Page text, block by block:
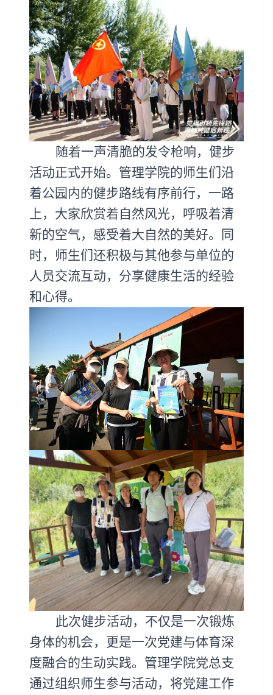
随着一声清脆的发令枪响，健步
活动正式开始。管理学院的师生们沿
着公园内的健步路线有序前行，一路
上，大家欣赏着自然风光，呼吸着清
新的空气，感受着大自然的美好。同
时，师生们还积极与其他参与单位的
人员交流互动，分享健康生活的经验
和心得。
此次健步活动，不仅是一次锻炼
身体的机会，更是一次党建与体育深
度融合的生动实践。管理学院党总支
通过组织师生参与活动，将党建工作